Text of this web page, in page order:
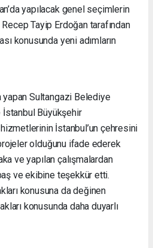
yapılacak genel seçimlerin
Recep Tayip Erdoğan tarafından
konusunda yeni adımların
yapan Sultangazi Belediye
İstanbul Büyükşehir
İstanbul’un çehresini
olduğunu ifade ederek
ve yapılan çalışmalardan
ve ekibine teşekkür etti.
konusuna da değinen
konusunda daha duyarlı